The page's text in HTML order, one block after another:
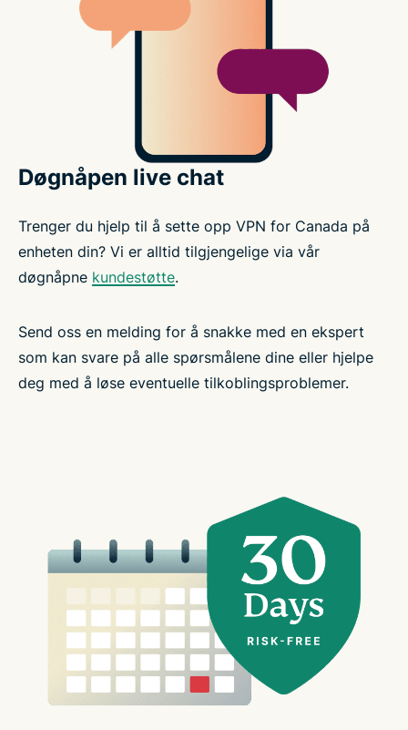
Døgnåpen live chat
Trenger du hjelp til å sette opp VPN for Canada på
enheten din? Vi er alltid tilgjengelige via vår
døgnåpne kundestøtte.
Send oss en melding for å snakke med en ekspert
som kan svare på alle spørsmålene dine eller hjelpe
deg med å løse eventuelle tilkoblingsproblemer.